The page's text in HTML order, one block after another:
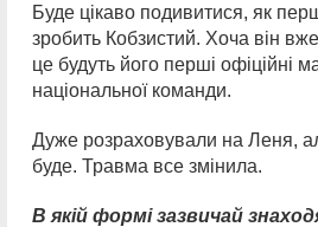
Буде цікаво подивитися, як
зробить Кобзистий. Хоча він
це будуть його перші офіційні
національної команди.
Дуже розраховували на Леня,
буде. Травма все змінила.
В якій формі зазвичай